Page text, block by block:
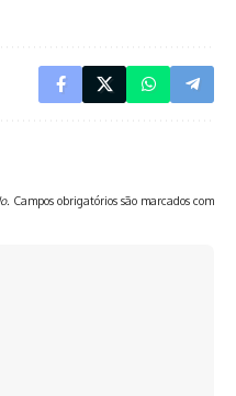
Campos obrigatórios são marcados com